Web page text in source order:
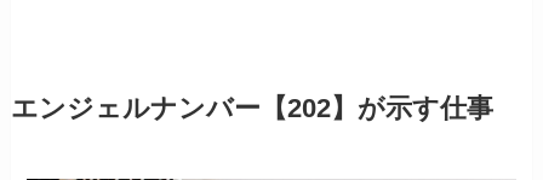
エンジェルナンバー【202】が示す仕事